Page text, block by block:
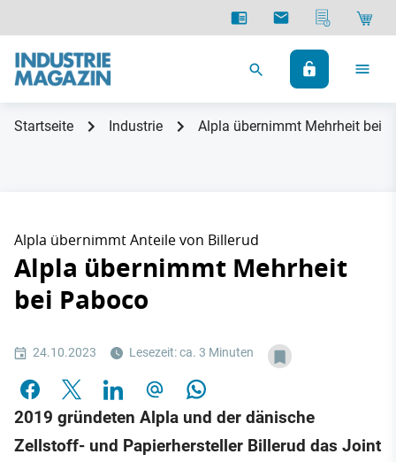
Startseite Industrie Alpla übernimmt Mehrheit bei
Alpla übernimmt Anteile von Billerud
Alpla übernimmt Mehrheit
bei Paboco
24.10.2023 Lesezeit: ca. 3 Minuten
2019 gründeten Alpla und der dänische
Zellstoff- und Papierhersteller Billerud das Joint